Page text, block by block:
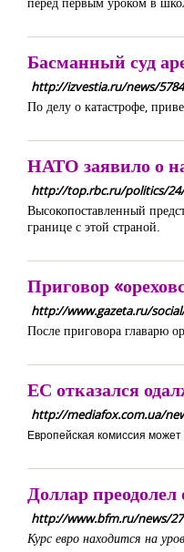
Басманный суд
http://izvestia.ru/news/
По делу о катастрофе,
НАТО заявило о
http://top.rbc.ru/politics/24/
Высокопоставленный
границе с этой страной.
Приговор
http://www.gazeta.ru/
После приговора главарю
ЕС отказался
http://mediafox.com.ua/
Европейская комиссия
Доллар
http://www.bfm.ru/news/
Курс евро находится на